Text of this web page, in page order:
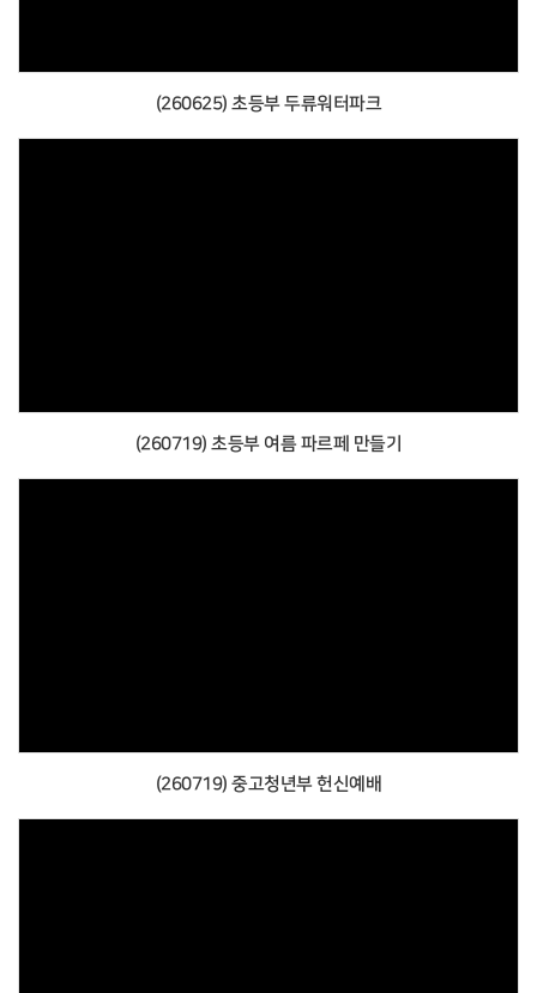
(260625) 초등부 두류워터파크
(260719) 초등부 여름 파르페 만들기
(260719) 중고청년부 헌신예배